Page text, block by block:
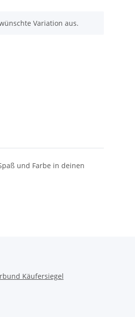
Variation aus.
und Farbe in deinen